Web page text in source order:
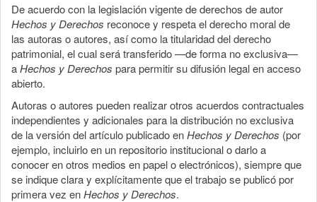
De acuerdo con la legislación vigente de derechos de autor
Hechos y Derechos reconoce y respeta el derecho moral de
las autoras o autores, así como la titularidad del derecho
patrimonial, el cual será transferido —de forma no exclusiva—
aHechos y Derechos para permitir su difusión legal en acceso
abierto.
Autoras o autores pueden realizar otros acuerdos contractuales
independientes y adicionales para la distribución no exclusiva
de la versión del artículo publicado enHechos y Derechos (por
ejemplo, incluirlo en un repositorio institucional o darlo a
conocer en otros medios en papel o electrónicos), siempre que
se indique clara y explícitamente que el trabajo se publicó por
primera vez enHechos y Derechos.